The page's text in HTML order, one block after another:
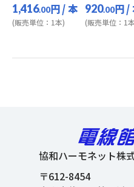
1,416.00円/ 本
(販売単位：1本)
920.00円/
(販売単位：1
協和ハーモネット株
〒612-8454